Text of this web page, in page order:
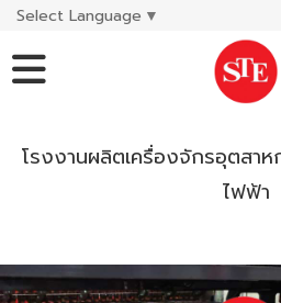
Select Language ▼
โรงงานผลิตเครื่องจักรอุตสา
ไฟฟ้า